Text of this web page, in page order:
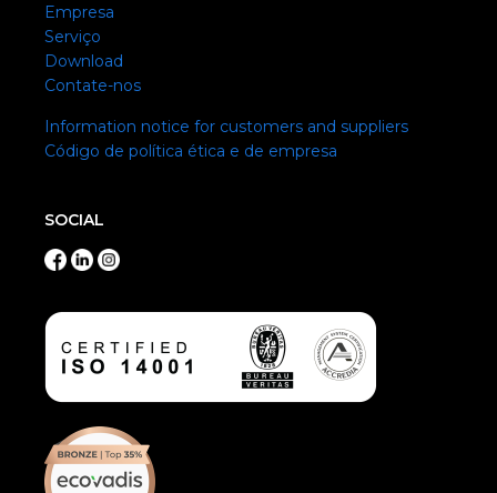
Empresa
Serviço
Download
Contate-nos
Information notice for customers and suppliers
Código de política ética e de empresa
SOCIAL